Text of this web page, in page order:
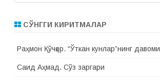
а
СЎНГГИ КИРИТМАЛАР
Раҳмон Қўчқор. “Ўткан кунлар”нинг давоми
Саид Аҳмад. Сўз заргари